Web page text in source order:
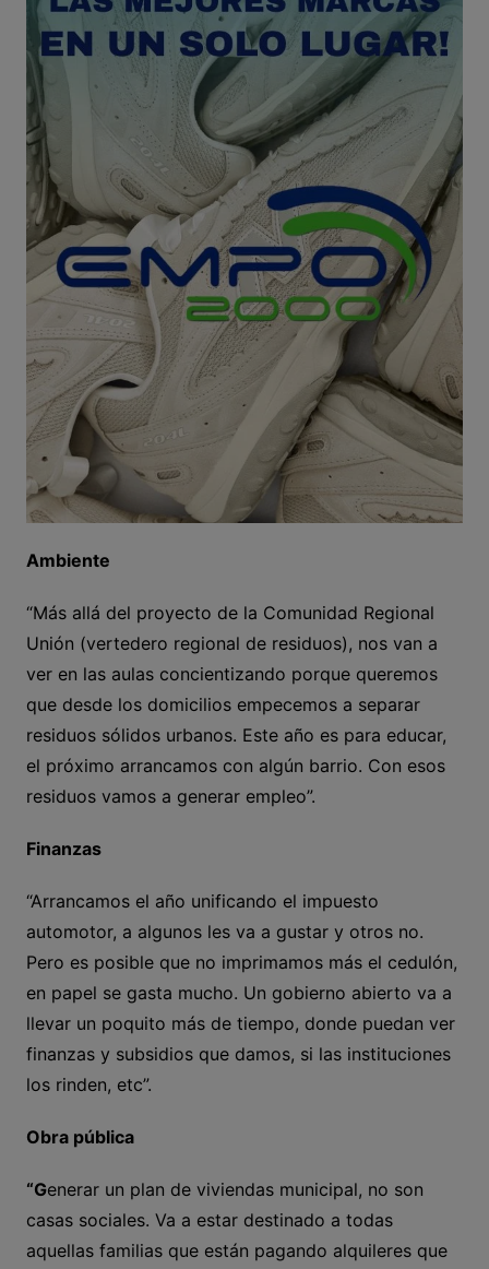
Ambiente
“Más allá del proyecto de la Comunidad Regional
Unión (vertedero regional de residuos), nos van a
ver en las aulas concientizando porque queremos
que desde los domicilios empecemos a separar
residuos sólidos urbanos. Este año es para educar,
el próximo arrancamos con algún barrio. Con esos
residuos vamos a generar empleo”.
Finanzas
“Arrancamos el año unificando el impuesto
automotor, a algunos les va a gustar y otros no.
Pero es posible que no imprimamos más el cedulón,
en papel se gasta mucho. Un gobierno abierto va a
llevar un poquito más de tiempo, donde puedan ver
finanzas y subsidios que damos, si las instituciones
los rinden, etc”.
Obra pública
“Generar un plan de viviendas municipal, no son
casas sociales. Va a estar destinado a todas
aquellas familias que están pagando alquileres que